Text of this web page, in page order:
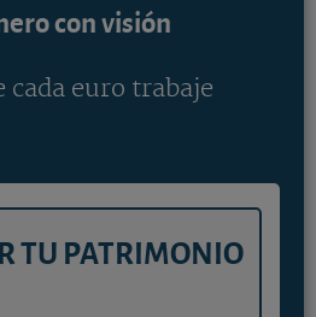
con visión
cada euro trabaje
TU PATRIMONIO